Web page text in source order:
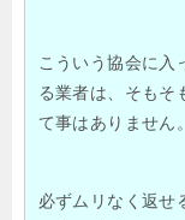
こういう協会に入
る業者は、そもそ
て事はありません。
必ずムリなく返せ